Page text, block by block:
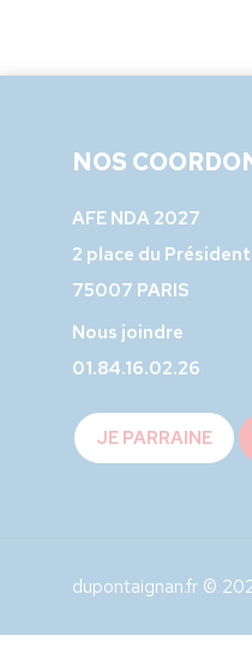
NOS
AFE NDA 2027
2 place du
75007 PARIS
Nous joindre
01.84.16.02.26
JE PARRAINE
dupontaignan.fr ©